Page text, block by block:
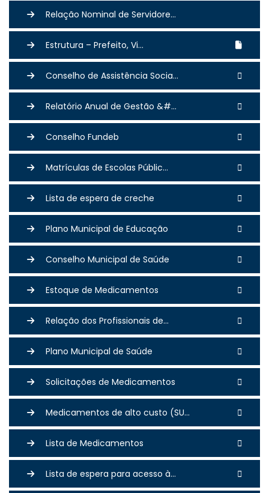
Relação Nominal de Servidore...
Estrutura – Prefeito, Vi...
Conselho de Assistência Socia...
Relatório Anual de Gestão &#...
Conselho Fundeb
Matrículas de Escolas Públic...
Lista de espera de creche
Plano Municipal de Educação
Conselho Municipal de Saúde
Estoque de Medicamentos
Relação dos Profissionais de...
Plano Municipal de Saúde
Solicitações de Medicamentos
Medicamentos de alto custo (SU...
Lista de Medicamentos
Lista de espera para acesso à...